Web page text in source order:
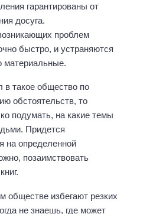
гарантированы от
досуга.
проблем
быстро, и устраняются
материальные.
в такое общество по
обстоятельств, то
подумать, на какие темы
Придется
на определенной
позаимствовать
обществе избегают резких
не знаешь, где может